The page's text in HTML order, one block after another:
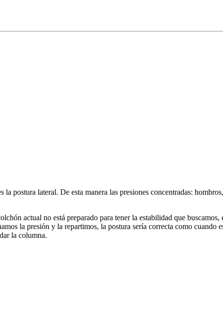
postura lateral. De esta manera las presiones concentradas:
actual no está preparado para tener la estabilidad que
la presión y la repartimos, la postura sería correcta como cuando
la columna.